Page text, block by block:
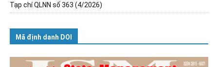
Tạp chí QLNN số 363 (4/2026)
Mã định danh DOI